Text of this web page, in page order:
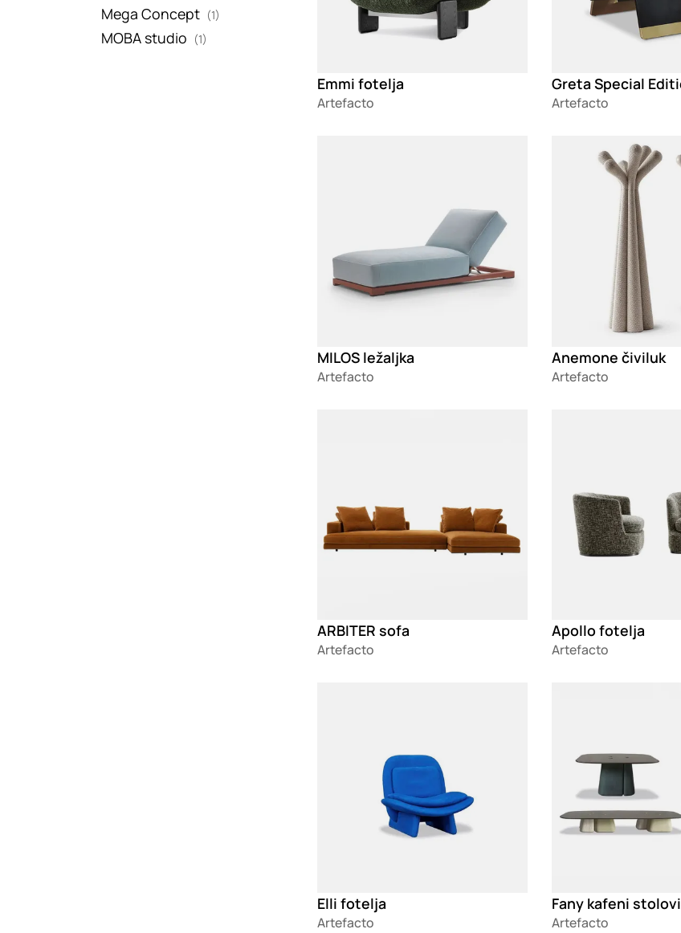
Mega Concept (1)
MOBA studio (1)
Emmi fotelja
Artefacto Artefacto
MILOS ležaljka
Artefacto
Anemone čiviluk
Artefacto
ARBITER sofa
Artefacto
Apollo fotelja
Artefacto
Elli fotelja
Artefacto
Fany kafeni stolovi
Artefacto